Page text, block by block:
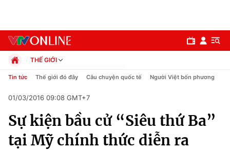
Chuyên mục
Chính trị
THẾ GIỚI
Chính trị
Pháp luật
Kinh tế
Thể thao
Truyền hình
Tin tức Thế giới đó đây Câu chuyện quốc tế Người Việt bốn phương
01/03/2016 09:08 GMT+7
Sự kiện bầu cử “Siêu thứ Ba”
tại Mỹ chính thức diễn ra